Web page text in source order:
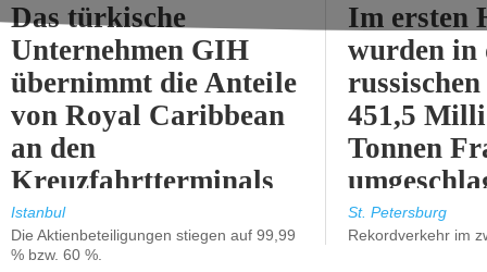
Das türkische
Unternehmen GIH
übernimmt die Anteile
von Royal Caribbean
an den
Kreuzfahrtterminals
in Kusadasi und
Lissabon.
Istanbul
Die Aktienbeteiligungen stiegen auf 99,99
% bzw. 60 %.
Im ersten
wurden in
451,5
Tonnen
%).
St. Petersburg
Rekordverkehr im